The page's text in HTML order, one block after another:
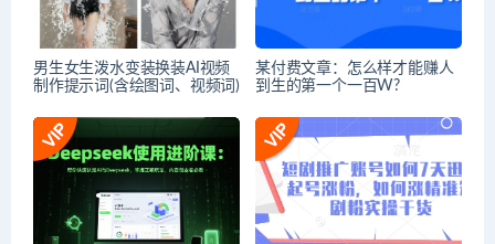
男生女生泼水变装换装AI视频
制作提示词(含绘图词、视频词)
​某付费文章：怎‮样么‬才能赚‮人
到‬生的第‮个一‬一百W?